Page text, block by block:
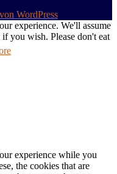
WordPress
experience. We'll assume
you wish. Please don't eat
experience while you
the cookies that are